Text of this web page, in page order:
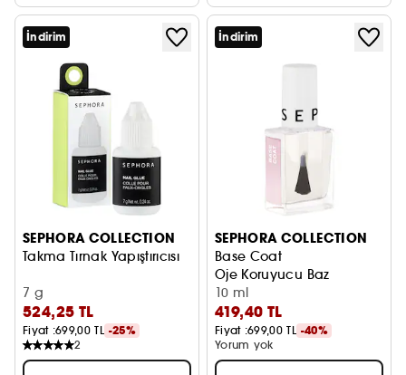
İndirim
SEPHORA COLLECTION
Takma Tırnak Yapıştırıcısı
7 g
524,25 TL
Fiyat :699,00 TL -25%
2
İndirim
SEPHORA COLLECTION
Base Coat
Oje Koruyucu Baz
10 ml
419,40 TL
Fiyat :699,00 TL -40%
Yorum yok